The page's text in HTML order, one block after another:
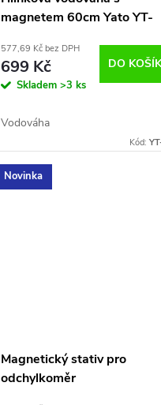
magnetem 60cm Yato YT-
577,69 Kč bez DPH
699 Kč
Skladem >3 ks
DO
Vodováha
Kód:
Novinka
Magnetický stativ pro
odchylkoměr